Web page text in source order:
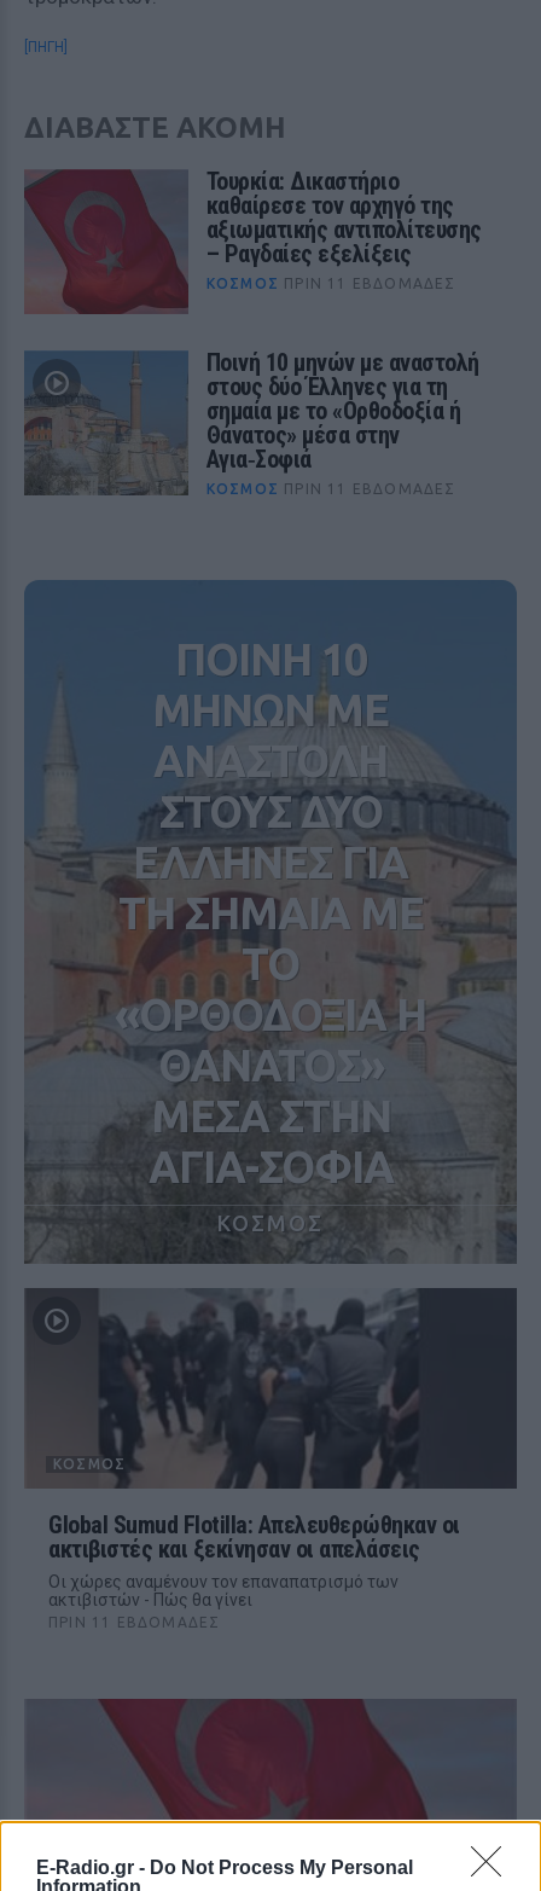
E-Radio.gr - Do Not Process My Personal
Information
[ΠΗΓΗ]
ΔΙΑΒΑΣΤΕ ΑΚΟΜΗ
Τουρκία: Δικαστήριο
καθαίρεσε τον αρχηγό της
αξιωματικής αντιπολίτευσης
– Ραγδαίες εξελίξεις
ΚΌΣΜΟΣ ΠΡΙΝ 11 ΕΒΔΟΜΆΔΕΣ
Ποινή 10 μηνών με αναστολή
στους δύο Έλληνες για τη
σημαία με το «Ορθοδοξία ή
Θάνατος» μέσα στην
Αγια‑Σοφιά
ΚΌΣΜΟΣ ΠΡΙΝ 11 ΕΒΔΟΜΆΔΕΣ
ΠΟΙΝΗ 10
ΜΗΝΩΝ ΜΕ
ΑΝΑΣΤΟΛΗ
ΣΤΟΥΣ ΔΥΟ
ΕΛΛΗΝΕΣ ΓΙΑ
ΤΗ ΣΗΜΑΙΑ ΜΕ
ΤΟ
«ΟΡΘΟΔΟΞΙΑ Η
ΘΑΝΑΤΟΣ»
ΜΕΣΑ ΣΤΗΝ
ΑΓΙΑ-ΣΟΦΙΑ
ΚΟΣΜΟΣ
ΚΌΣΜΟΣ
Global Sumud Flotilla: Απελευθερώθηκαν οι
ακτιβιστές και ξεκίνησαν οι απελάσεις
Οι χώρες αναμένουν τον επαναπατρισμό των
ακτιβιστών - Πώς θα γίνει
ΠΡΙΝ 11 ΕΒΔΟΜΆΔΕΣ